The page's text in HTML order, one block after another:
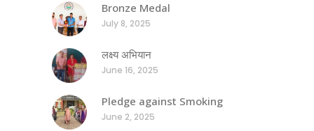
Bronze Medal
July 8, 2025
लक्ष्य अभियान
June 16, 2025
Pledge against Smoking
June 2, 2025